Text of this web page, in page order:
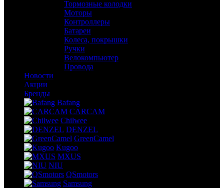
Тормозные колодки
Моторы
Контроллеры
Батареи
Колеса, покрышки
Ручки
Велокомпьютер
Провода
Новости
Акции
Бренды
Bafang
CARCAM
Chilwee
DENZEL
GreenCamel
Kugoo
MXUS
NIU
QSmotors
Samsung